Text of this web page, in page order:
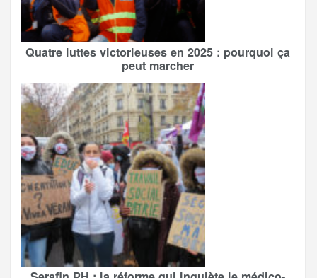
Quatre luttes victorieuses en 2025 : pourquoi ça
peut marcher